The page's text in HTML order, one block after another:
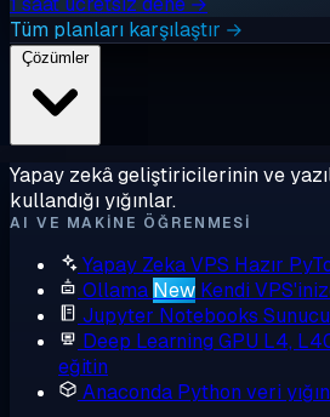
Tüm planları karşılaştır →
Çözümler
Yapay zekâ geliştiricilerinin ve
kullandığı yığınlar.
AI VE MAKINE ÖĞRENMESI
Yapay Zeka VPS Hazır
Ollama New Kendi
Jupyter Notebooks
Deep Learning GPU L4,
eğitin
Anaconda Python veri